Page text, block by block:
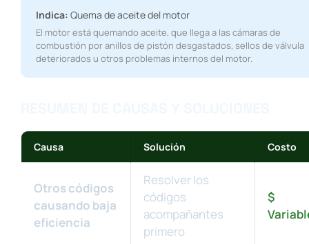
Indica: Quema de aceite del motor
El motor está quemando aceite, que llega a las cámaras de
combustión por anillos de pistón desgastados, sellos de válvula
deteriorados u otros problemas internos del motor.
Causa Solución Costo
Otros códigos
causando baja
eficiencia
Resolver los
códigos
acompañantes
primero
$